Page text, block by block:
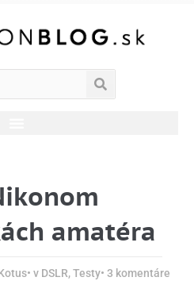
amatéra
• v DSLR,Testy• 3 komentáre